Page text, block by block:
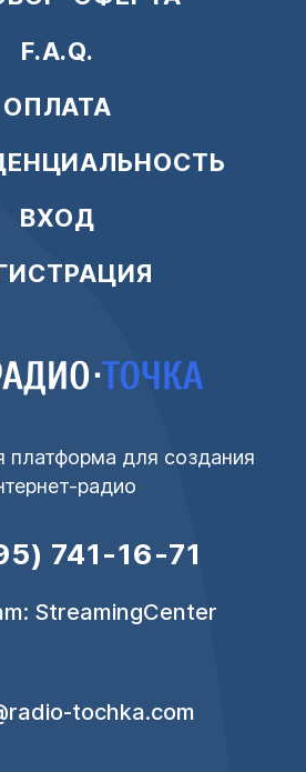
F.A.Q.
ОПЛАТА
ВХОД
платформа для создания
радио
741-16-71
StreamingCenter
tochka.com